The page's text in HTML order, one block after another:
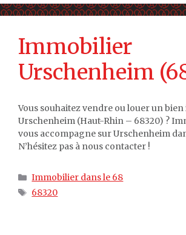
Immobilier
Urschenheim
Vous souhaitez vendre ou louer un
Urschenheim (Haut-Rhin – 68320) ?
vous accompagne sur Urschenheim
N’hésitez pas à nous contacter !
Catégories
Immobilier dans le 68
Étiquettes
68320